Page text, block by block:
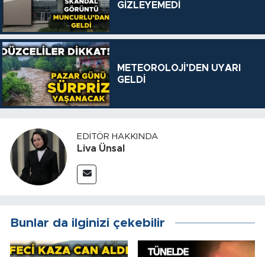
GİZLEYEMEDİ
METEOROLOJİ’DEN UYARI
GELDİ
EDITÖR HAKKINDA
Liva Ünsal
Bunlar da ilginizi çekebilir